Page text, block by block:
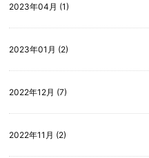
2023年04月 (1)
2023年01月 (2)
2022年12月 (7)
2022年11月 (2)